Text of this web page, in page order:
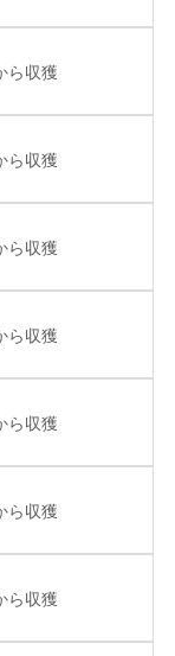
ら収獲
ら収獲
ら収獲
ら収獲
ら収獲
ら収獲
ら収獲